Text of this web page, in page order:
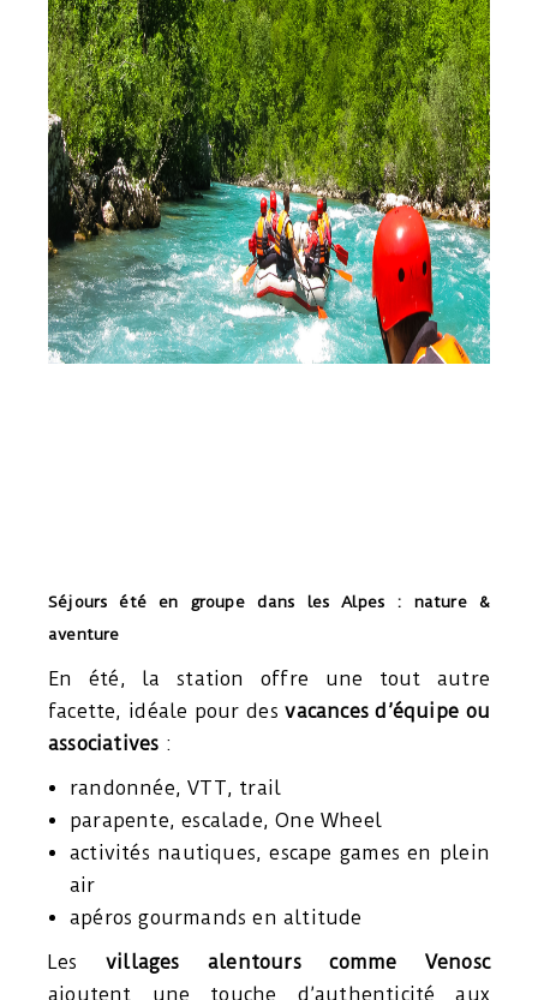
Séjours été en groupe dans les Alpes : nature &
aventure
En été, la station offre une tout autre
facette, idéale pour desvacances d’équipe ou
associatives :
randonnée, VTT, trail
parapente, escalade, One Wheel
activités nautiques, escape games en plein
air
apéros gourmands en altitude
Lesvillages alentours comme Venosc
ajoutent une touche d’authenticité aux